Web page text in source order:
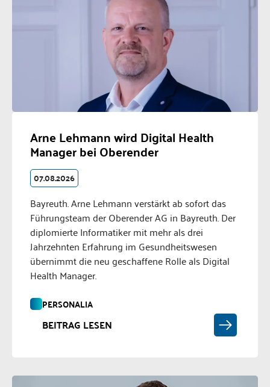
Arne Lehmann wird Digital Health
Manager bei Oberender
07.08.2026
Bayreuth. Arne Lehmann verstärkt ab sofort das
Führungsteam der Oberender AG in Bayreuth. Der
diplomierte Informatiker mit mehr als drei
Jahrzehnten Erfahrung im Gesundheitswesen
übernimmt die neu geschaffene Rolle als Digital
Health Manager.
PERSONALIA
BEITRAG LESEN